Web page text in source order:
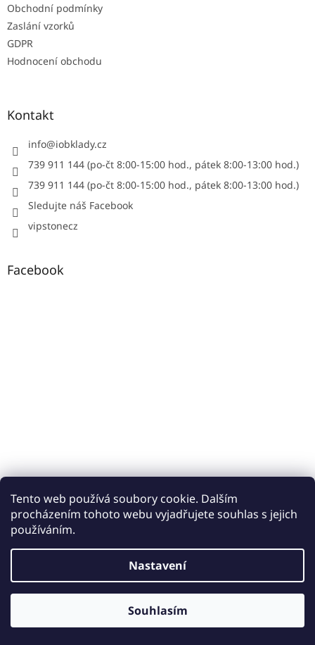
Tento web používá soubory cookie. Dalším
procházením tohoto webu vyjadřujete souhlas s jejich
používáním.
Nastavení
Souhlasím
Obchodní podmínky
Zaslání vzorků
GDPR
Hodnocení obchodu
Kontakt
info@iobklady.cz
739 911 144 (po-čt 8:00-15:00 hod., pátek 8:00-13:00 hod.)
739 911 144 (po-čt 8:00-15:00 hod., pátek 8:00-13:00 hod.)
Sledujte náš Facebook
vipstonecz
Facebook
Copyright 2026Keramické obklady a dlažby iobklady.cz.
Všechna práva vyhrazena. Upravit nastavení cookies